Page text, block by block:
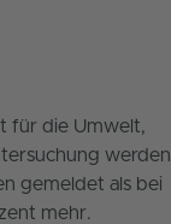
für die Umwelt,
werden
gemeldet als bei
mehr.